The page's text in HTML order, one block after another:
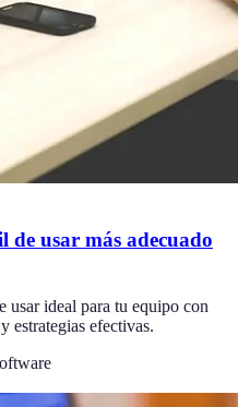
de usar más adecuado
usar ideal para tu equipo con
estrategias efectivas.